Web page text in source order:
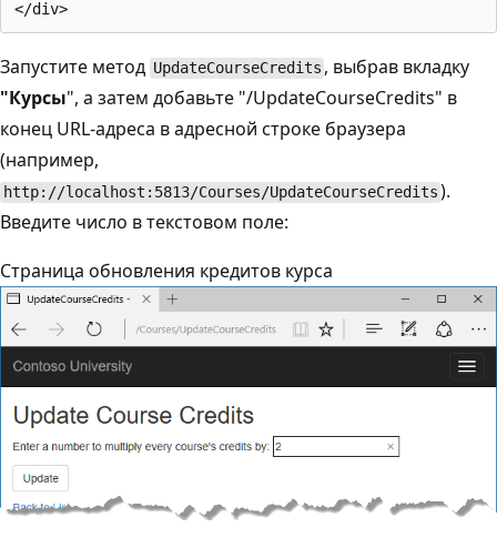
Запустите метод UpdateCourseCredits , выбрав вкладку
"Курсы", а затем добавьте "/UpdateCourseCredits" в
конец URL-адреса в адресной строке браузера
(например,
http://localhost:5813/Courses/UpdateCourseCredits ).
Введите число в текстовом поле:
Страница обновления кредитов курса